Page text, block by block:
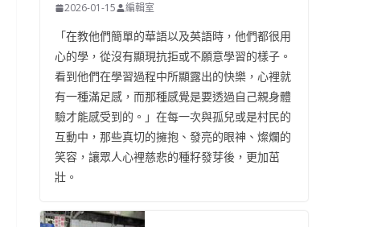
2026-01-15 編輯室
「在教他們簡單的華語以及英語時，他們都很用
心的學，從沒有顯現抗拒或不願意學習的樣子。
看到他們在學習過程中所顯露出的快樂，心裡就
有一種滿足感，而那種感覺是要透過自己親身體
驗才能感受到的。」在每一次與孤兒或是村民的
互動中，那些真切的擁抱、發亮的眼神、燦爛的
笑容，讓眾人心裡慈悲的種籽發芽後，更加茁
壯。